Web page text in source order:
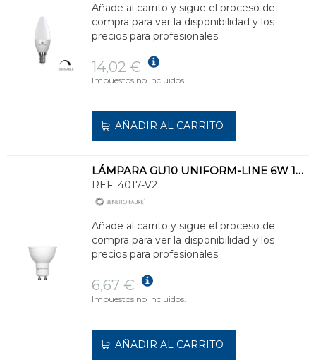
Añade al carrito y sigue el proceso de
compra para ver la disponibilidad y los
precios para profesionales.
14,02 €
Impuestos no incluidos.
AÑADIR AL CARRITO
LÁMPARA GU10 UNIFORM-LINE 6W 120º 4000K 545lm
REF: 4017-V2
Añade al carrito y sigue el proceso de
compra para ver la disponibilidad y los
precios para profesionales.
6,67 €
Impuestos no incluidos.
AÑADIR AL CARRITO